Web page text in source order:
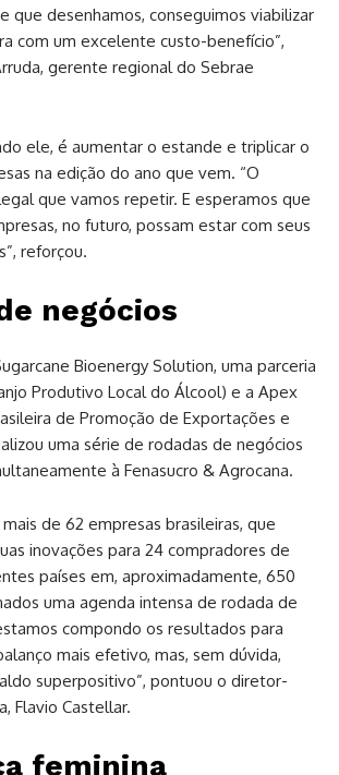
que desenhamos, conseguimos viabilizar
com um excelente custo-benefício”,
gerente regional do Sebrae
ele, é aumentar o estande e triplicar o
na edição do ano que vem. “O
que vamos repetir. E esperamos que
no futuro, possam estar com seus
reforçou.
negócios
Bioenergy Solution, uma parceria
Produtivo Local do Álcool) e a Apex
de Promoção de Exportações e
uma série de rodadas de negócios
à Fenasucro & Agrocana.
de 62 empresas brasileiras, que
inovações para 24 compradores de
países em, aproximadamente, 650
uma agenda intensa de rodada de
compondo os resultados para
mais efetivo, mas, sem dúvida,
superpositivo”, pontuou o diretor-
Flavio Castellar.
feminina